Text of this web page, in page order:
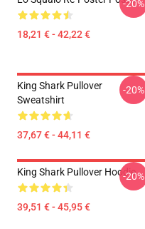
18,21 € - 42,22 €
-20%
King Shark Pullover
Sweatshirt
37,67 € - 44,11 €
-20%
King Shark Pullover Hoodie
39,51 € - 45,95 €
-20%